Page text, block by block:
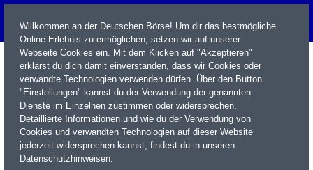
Name / WKN / ISIN / Kürzel
Willkommen an der Deutschen Börse! Um dir das bestmögliche
Online-Erlebnis zu ermöglichen, setzen wir auf unserer
Webseite Cookies ein. Mit dem Klicken auf "Akzeptieren"
erklärst du dich damit einverstanden, dass wir Cookies oder
verwandte Technologien verwenden dürfen. Über den Button
"Einstellungen" kannst du der Verwendung der genannten
Dienste im Einzelnen zustimmen oder widersprechen.
Detaillierte Informationen und wie du der Verwendung von
Cookies und verwandten Technologien auf dieser Website
jederzeit widersprechen kannst, findest du in unseren
Datenschutzhinweisen.